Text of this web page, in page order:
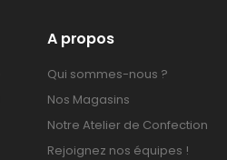
A propos
Qui sommes-nous ?
Nos Magasins
Notre Atelier de Confection
Rejoignez nos équipes !